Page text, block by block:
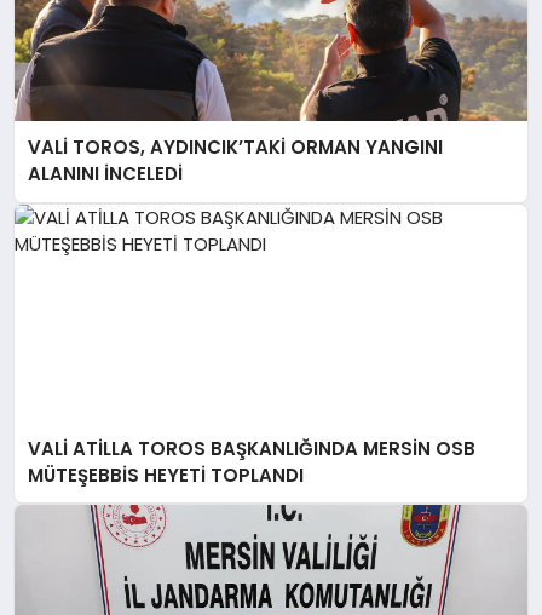
VALİ TOROS, AYDINCIK’TAKİ ORMAN YANGINI
ALANINI İNCELEDİ
VALİ ATİLLA TOROS BAŞKANLIĞINDA MERSİN OSB
MÜTEŞEBBİS HEYETİ TOPLANDI